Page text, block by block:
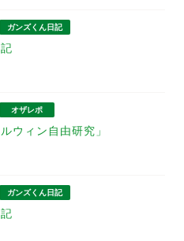
ガンズくん日記
オザレポ
ウィン自由研究」
ガンズくん日記